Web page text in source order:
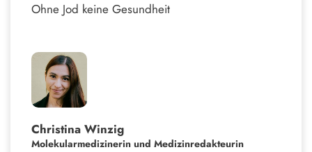
Ohne Jod keine Gesundheit
Christina Winzig
Molekularmedizinerin und Medizinredakteurin